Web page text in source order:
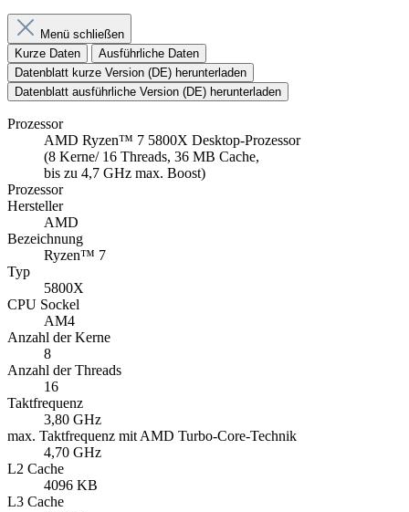
Menü schließen
Kurze Daten
Ausführliche Daten
Datenblatt kurze Version (DE) herunterladen
Datenblatt ausführliche Version (DE) herunterladen
Prozessor
AMD Ryzen™ 7 5800X Desktop-Prozessor
(8 Kerne/ 16 Threads, 36 MB Cache,
bis zu 4,7 GHz max. Boost)
Prozessor
Hersteller
AMD
Bezeichnung
Ryzen™ 7
Typ
5800X
CPU Sockel
AM4
Anzahl der Kerne
8
Anzahl der Threads
16
Taktfrequenz
3,80 GHz
max. Taktfrequenz mit AMD Turbo-Core-Technik
4,70 GHz
L2 Cache
4096 KB
L3 Cache